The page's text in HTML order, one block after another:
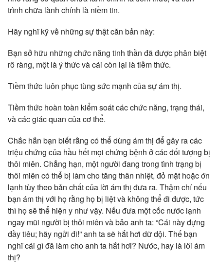
trình chữa lành chính là niềm tin.
Hãy nghĩ kỹ về những sự thật căn bản này:
Bạn sở hữu những chức năng tinh thần đã được phân biệt
rõ ràng, một là ý thức và cái còn lại là tiềm thức.
Tiềm thức luôn phục tùng sức mạnh của sự ám thị.
Tiềm thức hoàn toàn kiểm soát các chức năng, trạng thái,
và các giác quan của cơ thể.
Chắc hẳn bạn biết rằng có thể dùng ám thị để gây ra các
triệu chứng của hầu hết mọi chứng bệnh ở các đối tượng bị
thôi miên. Chẳng hạn, một người đang trong tình trạng bị
thôi miên có thể bị làm cho tăng thân nhiệt, đỏ mặt hoặc ớn
lạnh tùy theo bản chất của lời ám thị đưa ra. Thậm chí nếu
bạn ám thị với họ rằng họ bị liệt và không thể đi được, tức
thì họ sẽ thể hiện y như vậy. Nếu đưa một cốc nước lạnh
ngay mũi người bị thôi miên và bảo anh ta: “Cái này đựng
đầy tiêu; hãy ngửi đi!” anh ta sẽ hắt hơi dữ dội. Thế bạn
nghĩ cái gì đã làm cho anh ta hắt hơi? Nước, hay là lời ám
thị?